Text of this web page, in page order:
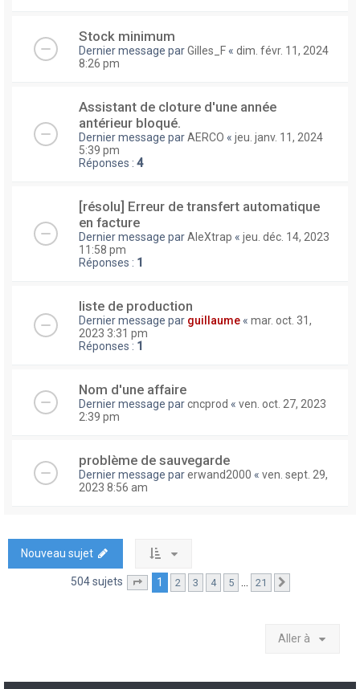
Stock minimum
Dernier message parGilles_F « dim. févr. 11, 2024
8:26 pm
Assistant de cloture d'une année
antérieur bloqué.
Dernier message parAERCO « jeu. janv. 11, 2024
5:39 pm
Réponses : 4
[résolu] Erreur de transfert automatique
en facture
Dernier message parAleXtrap « jeu. déc. 14, 2023
11:58 pm
Réponses : 1
liste de production
Dernier message par guillaume « mar. oct. 31,
2023 3:31 pm
Réponses : 1
Nom d'une affaire
Dernier message parcncprod « ven. oct. 27, 2023
2:39 pm
problème de sauvegarde
Dernier message parerwand2000 « ven. sept. 29,
2023 8:56 am
Nouveau sujet
504 sujets Page sur21
1 2 3 4 5 … 21
Aller à